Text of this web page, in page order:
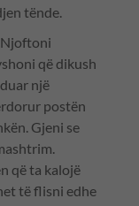
tënde.
që dikush
një
postën
Gjeni se
që ta kalojë
të flisni edhe